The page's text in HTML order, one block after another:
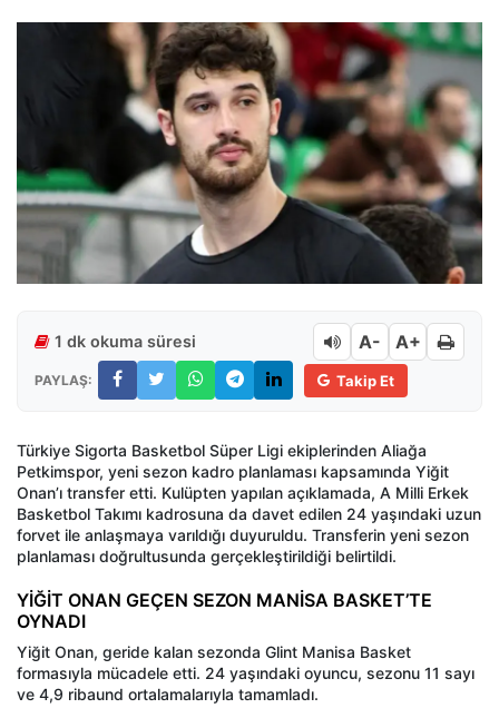
1 dk okuma süresi A- A+
PAYLAŞ: Takip Et
Türkiye Sigorta Basketbol Süper Ligi ekiplerinden Aliağa
Petkimspor, yeni sezon kadro planlaması kapsamında Yiğit
Onan’ı transfer etti. Kulüpten yapılan açıklamada, A Milli Erkek
Basketbol Takımı kadrosuna da davet edilen 24 yaşındaki uzun
forvet ile anlaşmaya varıldığı duyuruldu. Transferin yeni sezon
planlaması doğrultusunda gerçekleştirildiği belirtildi.
YİĞİT ONAN GEÇEN SEZON MANİSA BASKET’TE
OYNADI
Yiğit Onan, geride kalan sezonda Glint Manisa Basket
formasıyla mücadele etti. 24 yaşındaki oyuncu, sezonu 11 sayı
ve 4,9 ribaund ortalamalarıyla tamamladı.